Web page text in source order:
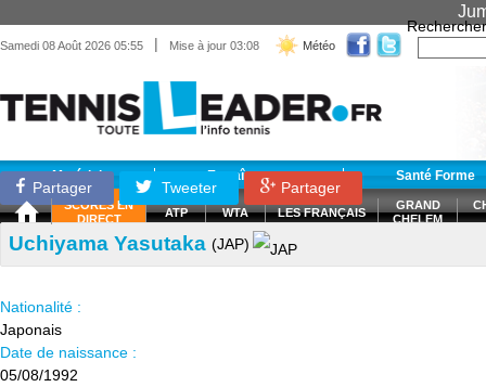
Samedi 08 Août 2026 05:55 | Mise à jour 03:08 Météo
Rechercher
Matériel Entraînement Santé Forme
SCORES EN
DIRECT
ATP WTA LES FRANÇAIS
GRAND
CHELEM
Partager Tweeter Partager
Uchiyama Yasutaka (JAP)
Nationalité :
Japonais
Date de naissance :
05/08/1992